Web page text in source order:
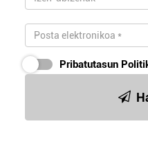
Pribatutasun